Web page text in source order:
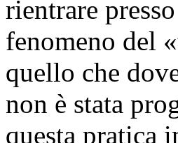
rientrare
fenomeno del
quello che
non è stata
questa pratica